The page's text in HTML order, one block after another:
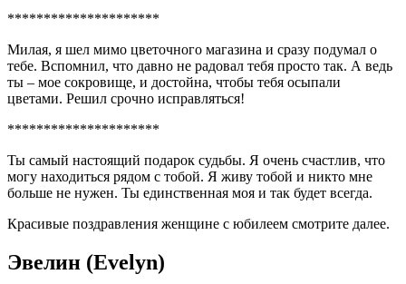
*********************
Милая, я шел мимо цветочного магазина и сразу подумал о
тебе. Вспомнил, что давно не радовал тебя просто так. А ведь
ты – мое сокровище, и достойна, чтобы тебя осыпали
цветами. Решил срочно исправляться!
*********************
Ты самый настоящий подарок судьбы. Я очень счастлив, что
могу находиться рядом с тобой. Я живу тобой и никто мне
больше не нужен. Ты единственная моя и так будет всегда.
Красивые поздравления женщине с юбилеем смотрите далее.
Эвелин (Evelyn)